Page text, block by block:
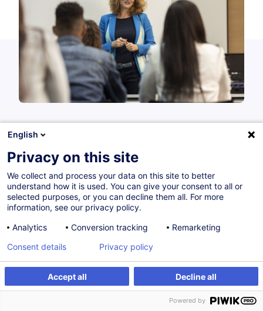
exactement aux besoins de votre entreprise, nos
conseillers peuvent vous guider selon une démarche
structurée :
Nous analysons vos besoins
écoutent pour cerner vos besoins et développer avec
Nous vous proposons des
solutions sur mesure
adaptées à votre environnement professionnel et au
rythme de votre société (nombre d’heures, fréquence,
nombre de participants, etc.)
English
Privacy on this site
We collect and process your data on this site to better
understand how it is used. You can give your consent to all or
selected purposes, or you can decline them all. For more
information, see our privacy policy.
Analytics
Conversion tracking Remarketing
Accept all Decline all
Consent details Privacy policy
Powered by